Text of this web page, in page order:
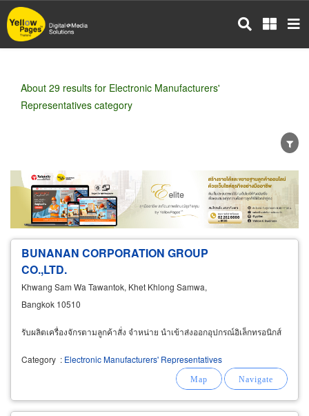
Skip
to
main
About 29 results for Electronic Manufacturers'
Representatives category
Wholesale Retail Manufacturer
Dealer
Exporter/Importer
Service Business
BUNANAN CORPORATION GROUP
CO.,LTD.
Khwang Sam Wa Tawantok, Khet Khlong Samwa,
Bangkok 10510
รับผลิตเครื่องจักรตามลูกค้าสั่ง จำหน่าย นำเข้าส่งออกอุปกรณ์อิเล็กทรอนิกส์
Category : Electronic Manufacturers' Representatives